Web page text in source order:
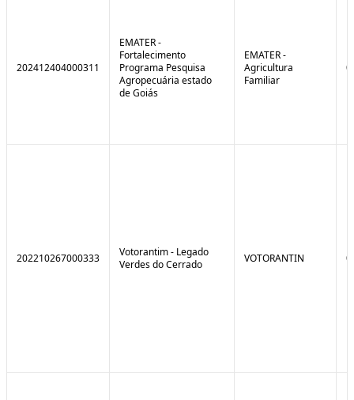
202412404000311
EMATER -
Fortalecimento
Programa Pesquisa
Agropecuária estado
de Goiás
EMATER -
Agricultura
Familiar
202210267000333
Votorantim - Legado
Verdes do Cerrado
VOTORANTIN